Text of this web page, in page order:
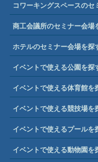
コワーキングスペースのセ
商工会議所のセミナー会場
ホテルのセミナー会場を探
イベントで使える公園を探
イベントで使える体育館を
イベントで使える競技場を
イベントで使えるプールを
イベントで使える動物園を